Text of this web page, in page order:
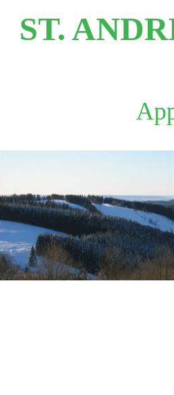
ST.